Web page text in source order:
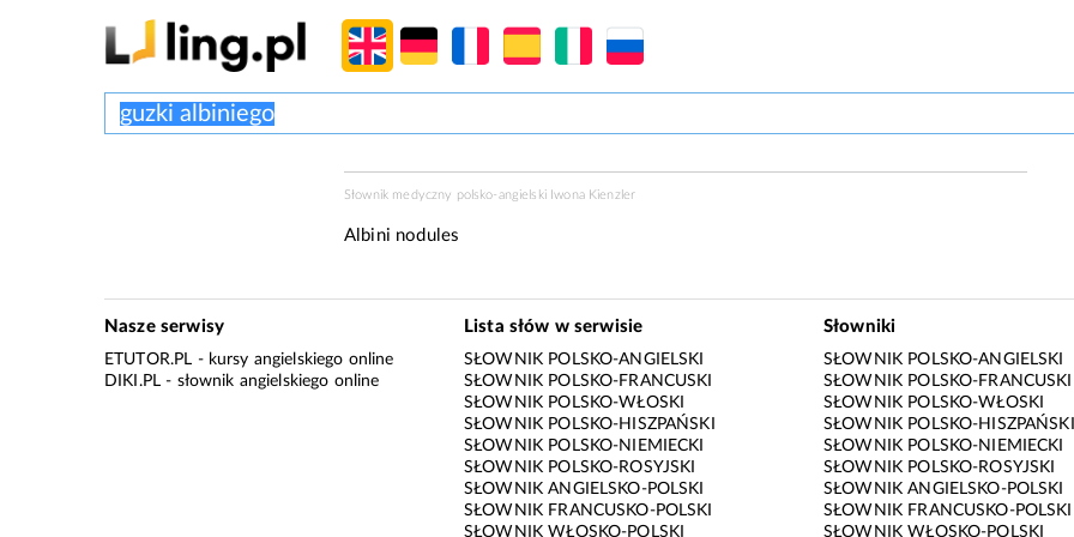
Słownik medyczny polsko-angielski Iwona Kienzler
Albini nodules
Nasze serwisy
ETUTOR.PL - kursy angielskiego online
DIKI.PL - słownik angielskiego online
Lista słów w serwisie
SŁOWNIK POLSKO-ANGIELSKI
SŁOWNIK POLSKO-FRANCUSKI
SŁOWNIK POLSKO-WŁOSKI
SŁOWNIK POLSKO-HISZPAŃSKI
SŁOWNIK POLSKO-NIEMIECKI
SŁOWNIK POLSKO-ROSYJSKI
SŁOWNIK ANGIELSKO-POLSKI
SŁOWNIK FRANCUSKO-POLSKI
SŁOWNIK WŁOSKO-POLSKI
Słowniki
SŁOWNIK POLSKO-ANGIELSKI
SŁOWNIK POLSKO-FRANCUSKI
SŁOWNIK POLSKO-WŁOSKI
SŁOWNIK POLSKO-HISZPAŃSKI
SŁOWNIK POLSKO-NIEMIECKI
SŁOWNIK POLSKO-ROSYJSKI
SŁOWNIK ANGIELSKO-POLSKI
SŁOWNIK FRANCUSKO-POLSKI
SŁOWNIK WŁOSKO-POLSKI